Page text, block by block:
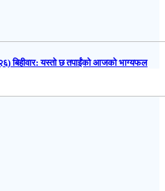
यस्तो छ तपाईंको आजको भाग्यफल